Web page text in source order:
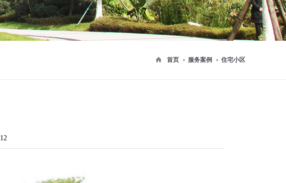
首页 服务案例 住宅小区